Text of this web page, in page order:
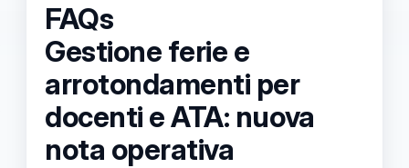
FAQs
Gestione ferie e
arrotondamenti per
docenti e ATA: nuova
nota operativa